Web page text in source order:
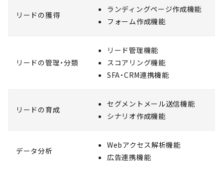
リードの獲得
ランディングページ作成機能
フォーム作成機能
リードの管理・分類
リード管理機能
スコアリング機能
SFA・CRM連携機能
リードの育成
セグメントメール送信機能
シナリオ作成機能
データ分析
Webアクセス解析機能
広告連携機能